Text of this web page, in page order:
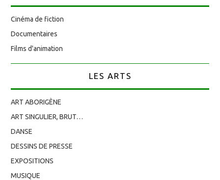
Cinéma de fiction
Documentaires
Films d'animation
LES ARTS
ART ABORIGÈNE
ART SINGULIER, BRUT…
DANSE
DESSINS DE PRESSE
EXPOSITIONS
MUSIQUE